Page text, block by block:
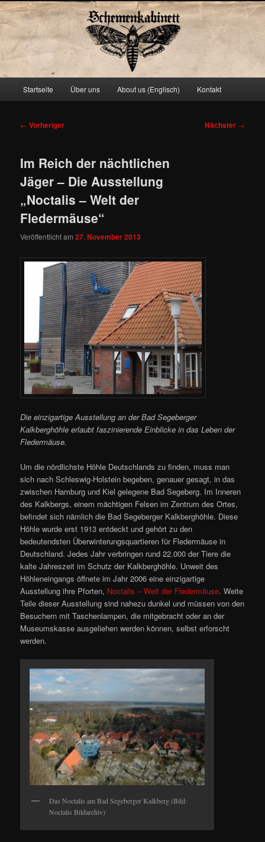
Schemenkabinett
Zum
springen
Startseite Über uns About us (Englisch) Kontakt
Beitragsnavigation
← Vorheriger Nächster →
Im Reich der nächtlichen
Jäger – Die Ausstellung
„Noctalis – Welt der
Fledermäuse“
Veröffentlicht am27. November 2013
Die einzigartige Ausstellung an der Bad Segeberger
Kalkberghöhle erlaubt faszinierende Einblicke in das Leben der
Fledermäuse.
Um die nördlichste Höhle Deutschlands zu finden, muss man
sich nach Schleswig-Holstein begeben, genauer gesagt, in das
zwischen Hamburg und Kiel gelegene Bad Segeberg. Im Inneren
des Kalkbergs, einem mächtigen Felsen im Zentrum des Ortes,
befindet sich nämlich die Bad Segeberger Kalkberghöhle. Diese
Höhle wurde erst 1913 entdeckt und gehört zu den
bedeutendsten Überwinterungsquartieren für Fledermäuse in
Deutschland. Jedes Jahr verbringen rund 22.000 der Tiere die
kalte Jahreszeit im Schutz der Kalkberghöhle. Unweit des
Höhleneingangs öffnete im Jahr 2006 eine einzigartige
Ausstellung ihre Pforten, Noctalis – Welt der Fledermäuse. Weite
Teile dieser Ausstellung sind nahezu dunkel und müssen von den
Besuchern mit Taschenlampen, die mitgebracht oder an der
Museumskasse ausgeliehen werden können, selbst erforscht
werden.
Das Noctalis am Bad Segeberger Kalkberg (Bild:
Noctalis Bildarchiv)